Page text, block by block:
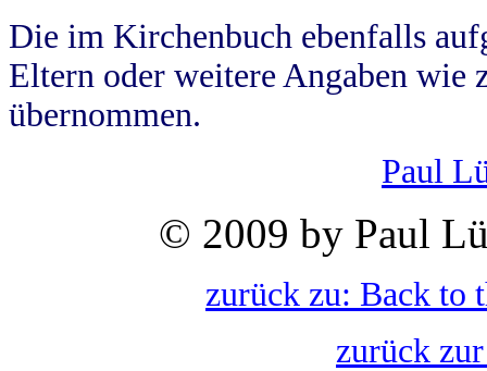
Die im Kirchenbuch ebenfalls
Eltern oder weitere Angaben wie
übernommen.
Paul
© 2009 by Paul
zurück zu: Back to
zurück